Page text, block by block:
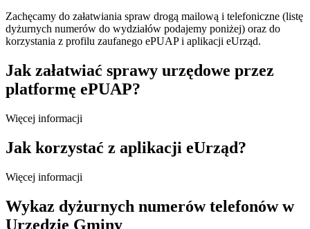
Zachęcamy do załatwiania spraw drogą mailową i telefoniczne (listę
dyżurnych numerów do wydziałów podajemy poniżej) oraz do
korzystania z profilu zaufanego ePUAP i aplikacji eUrząd.
Jak załatwiać sprawy urzędowe przez
platformę ePUAP?
Więcej informacji
Jak korzystać z aplikacji eUrząd?
Więcej informacji
Wykaz dyżurnych numerów telefonów w
Urzędzie Gminy